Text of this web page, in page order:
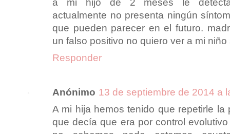
a mi hijo de 2 meses le
actualmente no presenta ningún
que pueden parecer en el futuro.
un falso positivo no quiero ver a mi niño
Responder
Anónimo 13 de septiembre de 2014 a
A mi hija hemos tenido que repetirle la
que decía que era por control